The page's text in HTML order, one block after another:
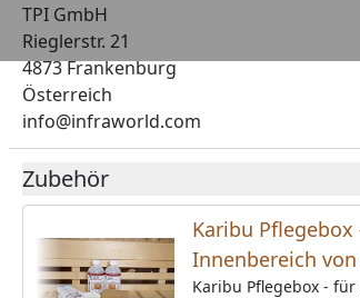
TPI GmbH
Rieglerstr. 21
4873 Frankenburg
Österreich
info@infraworld.com
Zubehör
Karibu Pflegebox
Innenbereich von
Karibu Pflegebox - für